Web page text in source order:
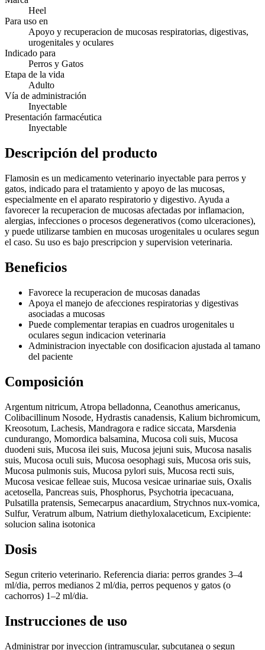
Heel
Para uso en
Apoyo y recuperacion de mucosas respiratorias, digestivas,
urogenitales y oculares
Indicado para
Perros y Gatos
Etapa de la vida
Adulto
Vía de administración
Inyectable
Presentación farmacéutica
Inyectable
Descripción del producto
Flamosin es un medicamento veterinario inyectable para perros y
gatos, indicado para el tratamiento y apoyo de las mucosas,
especialmente en el aparato respiratorio y digestivo. Ayuda a
favorecer la recuperacion de mucosas afectadas por inflamacion,
alergias, infecciones o procesos degenerativos (como ulceraciones),
y puede utilizarse tambien en mucosas urogenitales u oculares segun
el caso. Su uso es bajo prescripcion y supervision veterinaria.
Beneficios
Favorece la recuperacion de mucosas danadas
Apoya el manejo de afecciones respiratorias y digestivas
asociadas a mucosas
Puede complementar terapias en cuadros urogenitales u
oculares segun indicacion veterinaria
Administracion inyectable con dosificacion ajustada al tamano
del paciente
Composición
Argentum nitricum, Atropa belladonna, Ceanothus americanus,
Colibacillinum Nosode, Hydrastis canadensis, Kalium bichromicum,
Kreosotum, Lachesis, Mandragora e radice siccata, Marsdenia
cundurango, Momordica balsamina, Mucosa coli suis, Mucosa
duodeni suis, Mucosa ilei suis, Mucosa jejuni suis, Mucosa nasalis
suis, Mucosa oculi suis, Mucosa oesophagi suis, Mucosa oris suis,
Mucosa pulmonis suis, Mucosa pylori suis, Mucosa recti suis,
Mucosa vesicae felleae suis, Mucosa vesicae urinariae suis, Oxalis
acetosella, Pancreas suis, Phosphorus, Psychotria ipecacuana,
Pulsatilla pratensis, Semecarpus anacardium, Strychnos nux-vomica,
Sulfur, Veratrum album, Natrium diethyloxalaceticum, Excipiente:
solucion salina isotonica
Dosis
Segun criterio veterinario. Referencia diaria: perros grandes 3–4
ml/dia, perros medianos 2 ml/dia, perros pequenos y gatos (o
cachorros) 1–2 ml/dia.
Instrucciones de uso
Administrar por inyeccion (intramuscular, subcutanea o segun